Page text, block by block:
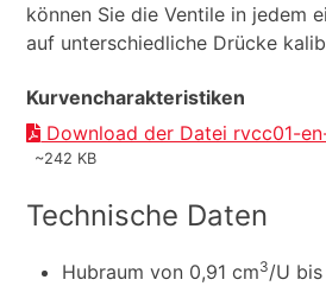
können Sie die Ventile in jedem
auf unterschiedliche Drücke
Kurvencharakteristiken
Download der Datei rvcc01-
~242 KB
Technische Daten
Hubraum von 0,91 cm3/U